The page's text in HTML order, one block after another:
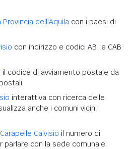
dell'Aquila con i paesi di
con indirizzo e codici ABI e CAB
il codice di avviamento postale da
interattiva con ricerca delle
anche i comuni vicini
Calvisio il numero di
con la sede comunale.